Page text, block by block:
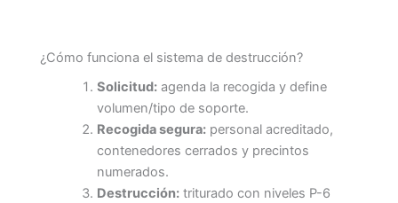
¿Cómo funciona el sistema de destrucción?
Solicitud:agenda la recogida y define
volumen/tipo de soporte.
Recogida segura:personal acreditado,
contenedores cerrados y precintos
numerados.
Destrucción:triturado con niveles P-6